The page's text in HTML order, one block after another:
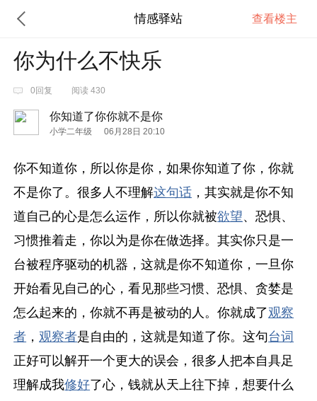
情感驿站 查看楼主
你为什么不快乐
0回复 阅读 430
你知道了你你就不是你
小学二年级 06月28日 20:10
你不知道你，所以你是你，如果你知道了你，你就
不是你了。很多人不理解这句话 ，其实就是你不知
道自己的心是怎么运作，所以你就被欲望、恐惧、
习惯推着走，你以为是你在做选择。其实你只是一
台被程序驱动的机器，这就是你不知道你，一旦你
开始看见自己的心，看见那些习惯、恐惧、贪婪是
怎么起来的，你就不再是被动的人。你就成了观察
者 ，观察者是自由的，这就是知道了你。这句台词
正好可以解开一个更大的误会，很多人把本自具足
理解成我修好了心，钱就从天上往下掉，想要什么